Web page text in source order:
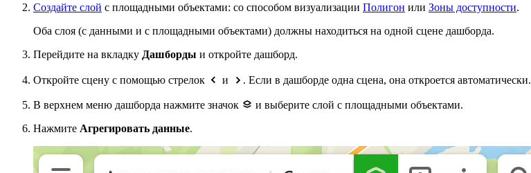
Создайте слой с площадными объектами: со способом визуализации Полигон или Зоны доступности.
Оба слоя (с данными и с площадными объектами) должны находиться на одной сцене дашборда.
Перейдите на вкладку Дашборды и откройте дашборд.
Откройте сцену с помощью стрелок и . Если в дашборде одна сцена, она откроется автоматически.
В верхнем меню дашборда нажмите значок
и выберите слой с площадными объектами.
Нажмите Агрегировать данные.